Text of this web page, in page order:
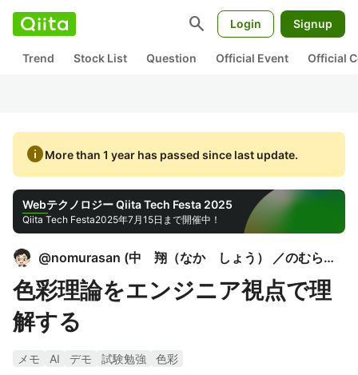
search Login Signup
Trend Stock List Question Official Event Official
infoMore than 1 year has passed since last update.
Webテクノロジー Qiita Tech Festa 2025
Qiita Tech Festa2025年7月15日まで開催中！
@nomurasan (中 翔（なか しょう） ／のむら屋: Nomura-ya
色彩理論をエンジニア視点で理
解する
メモ AI デモ 試験勉強
色彩